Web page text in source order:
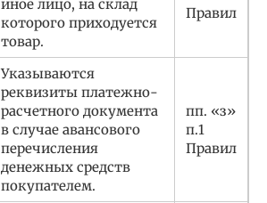
иное лицо, на склад
которого приходуется
товар.
Правил
Указываются
реквизиты платежно-
расчетного документа
в случае авансового
перечисления
денежных средств
покупателем.
пп. «з»
п.1
Правил